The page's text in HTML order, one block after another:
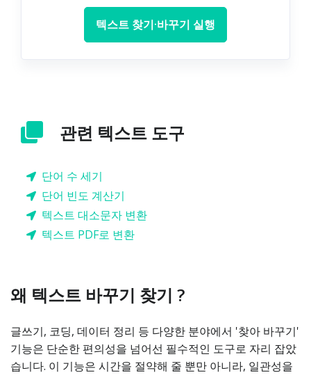
텍스트 찾기·바꾸기 실행
관련 텍스트 도구
단어 수 세기
단어 빈도 계산기
텍스트 대소문자 변환
텍스트 PDF로 변환
왜 텍스트 바꾸기 찾기 ?
글쓰기, 코딩, 데이터 정리 등 다양한 분야에서 '찾아 바꾸기'
기능은 단순한 편의성을 넘어선 필수적인 도구로 자리 잡았
습니다. 이 기능은 시간을 절약해 줄 뿐만 아니라, 일관성을